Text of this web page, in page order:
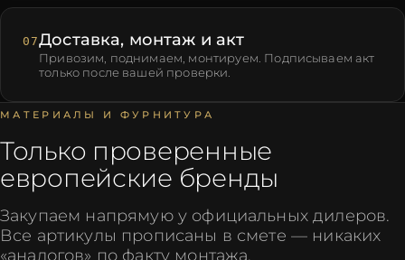
07Доставка, монтаж и акт
Привозим, поднимаем, монтируем. Подписываем акт
только после вашей проверки.
МАТЕРИАЛЫ И ФУРНИТУРА
Только проверенные
европейские бренды
Закупаем напрямую у официальных дилеров.
Все артикулы прописаны в смете — никаких
«аналогов» по факту монтажа.